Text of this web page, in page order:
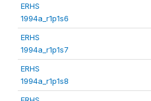
ERHS
1994a_r1p1s6
ERHS
1994a_r1p1s7
ERHS
1994a_r1p1s8